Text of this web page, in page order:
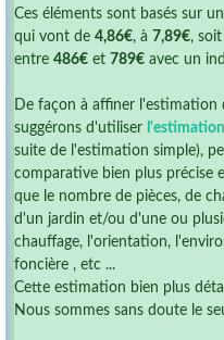
Ces éléments sont basés sur
qui vont de 4,86€, à 7,89€,
entre 486€ et 789€ avec un
De façon à affiner l'estimation
suggérons d'utiliser
suite de l'estimation simple),
comparative bien plus précise
que le nombre de pièces, de
d'un jardin et/ou d'une ou
chauffage, l'orientation,
foncière , etc ...
Cette estimation bien plus
Nous sommes sans doute le